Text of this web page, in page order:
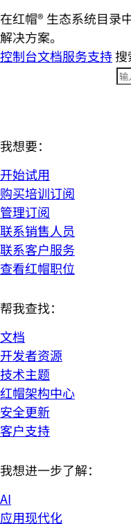
在红帽® 生态系统目录
解决方案。
控制台文档服务支持搜
我想要：
开始试用
购买培训订阅
管理订阅
联系销售人员
联系客户服务
查看红帽职位
帮我查找：
文档
开发者资源
技术主题
红帽架构中心
安全更新
客户支持
我想进一步了解：
AI
应用现代化